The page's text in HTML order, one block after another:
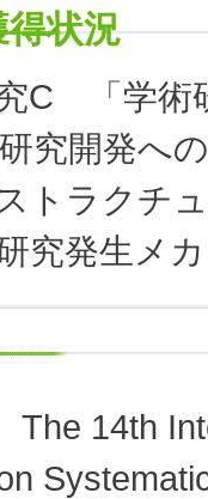
状況
C 「学術
究開発へ
トラクチ
究発生メ
The 14th